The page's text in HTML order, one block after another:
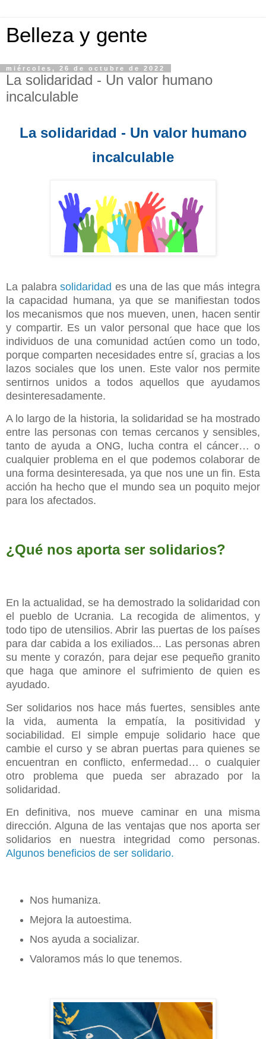
Belleza y gente
miércoles, 26 de octubre de 2022
La solidaridad - Un valor humano
incalculable
La solidaridad - Un valor humano
incalculable
La palabrasolidaridad es una de las que más integra
la capacidad humana, ya que se manifiestan todos
los mecanismos que nos mueven, unen, hacen sentir
y compartir. Es un valor personal que hace que los
individuos de una comunidad actúen como un todo,
porque comparten necesidades entre sí, gracias a los
lazos sociales que los unen. Este valor nos permite
sentirnos unidos a todos aquellos que ayudamos
desinteresadamente.
A lo largo de la historia, la solidaridad se ha mostrado
entre las personas con temas cercanos y sensibles,
tanto de ayuda a ONG, lucha contra el cáncer… o
cualquier problema en el que podemos colaborar de
una forma desinteresada, ya que nos une un fin. Esta
acción ha hecho que el mundo sea un poquito mejor
para los afectados.
¿Qué nos aporta ser solidarios?
En la actualidad, se ha demostrado la solidaridad con
el pueblo de Ucrania. La recogida de alimentos, y
todo tipo de utensilios. Abrir las puertas de los países
para dar cabida a los exiliados... Las personas abren
su mente y corazón, para dejar ese pequeño granito
que haga que aminore el sufrimiento de quien es
ayudado.
Ser solidarios nos hace más fuertes, sensibles ante
la vida, aumenta la empatía, la positividad y
sociabilidad. El simple empuje solidario hace que
cambie el curso y se abran puertas para quienes se
encuentran en conflicto, enfermedad… o cualquier
otro problema que pueda ser abrazado por la
solidaridad.
En definitiva, nos mueve caminar en una misma
dirección. Alguna de las ventajas que nos aporta ser
solidarios en nuestra integridad como personas.
Algunos beneficios de ser solidario.
Nos humaniza.
Mejora la autoestima.
Nos ayuda a socializar.
Valoramos más lo que tenemos.